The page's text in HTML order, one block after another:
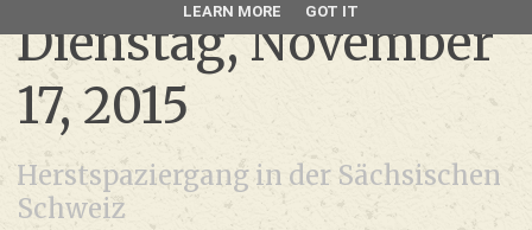
Dienstag, November
17, 2015
Herstspaziergang in der Sächsischen
Schweiz
LEARN MORE GOT IT